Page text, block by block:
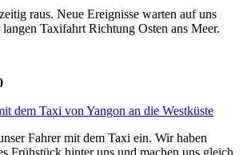
raus. Neue Ereignisse warten auf uns
Taxifahrt Richtung Osten ans Meer.
Fahrer mit dem Taxi ein. Wir haben